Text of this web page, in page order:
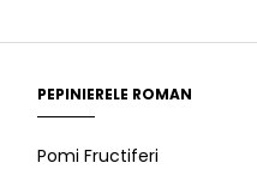
PEPINIERELE ROMAN
Pomi Fructiferi